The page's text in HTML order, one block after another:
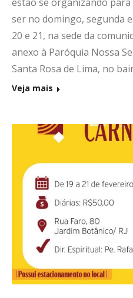
ser no domingo, segunda
20 e 21, na sede da
anexo à Paróquia Nossa
Santa Rosa de Lima, no
Veja mais